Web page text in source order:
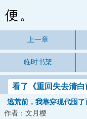
便。
上一章
临时书架
看了《重回失去清
逃荒前，我靠穿现代囤了
作者：文月樱